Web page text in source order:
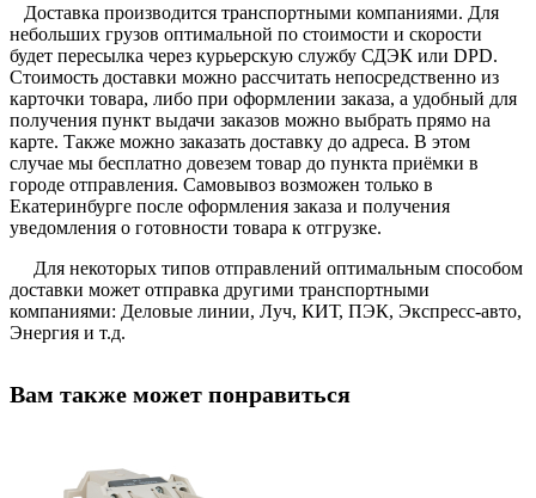
Доставка производится транспортными компаниями. Для
небольших грузов оптимальной по стоимости и скорости
будет пересылка через курьерскую службу СДЭК или DPD.
Стоимость доставки можно рассчитать непосредственно из
карточки товара, либо при оформлении заказа, а удобный для
получения пункт выдачи заказов можно выбрать прямо на
карте. Также можно заказать доставку до адреса. В этом
случае мы бесплатно довезем товар до пункта приёмки в
городе отправления. Самовывоз возможен только в
Екатеринбурге после оформления заказа и получения
уведомления о готовности товара к отгрузке.
Для некоторых типов отправлений оптимальным способом
доставки может отправка другими транспортными
компаниями: Деловые линии, Луч, КИТ, ПЭК, Экспресс-авто,
Энергия и т.д.
Вам также может понравиться